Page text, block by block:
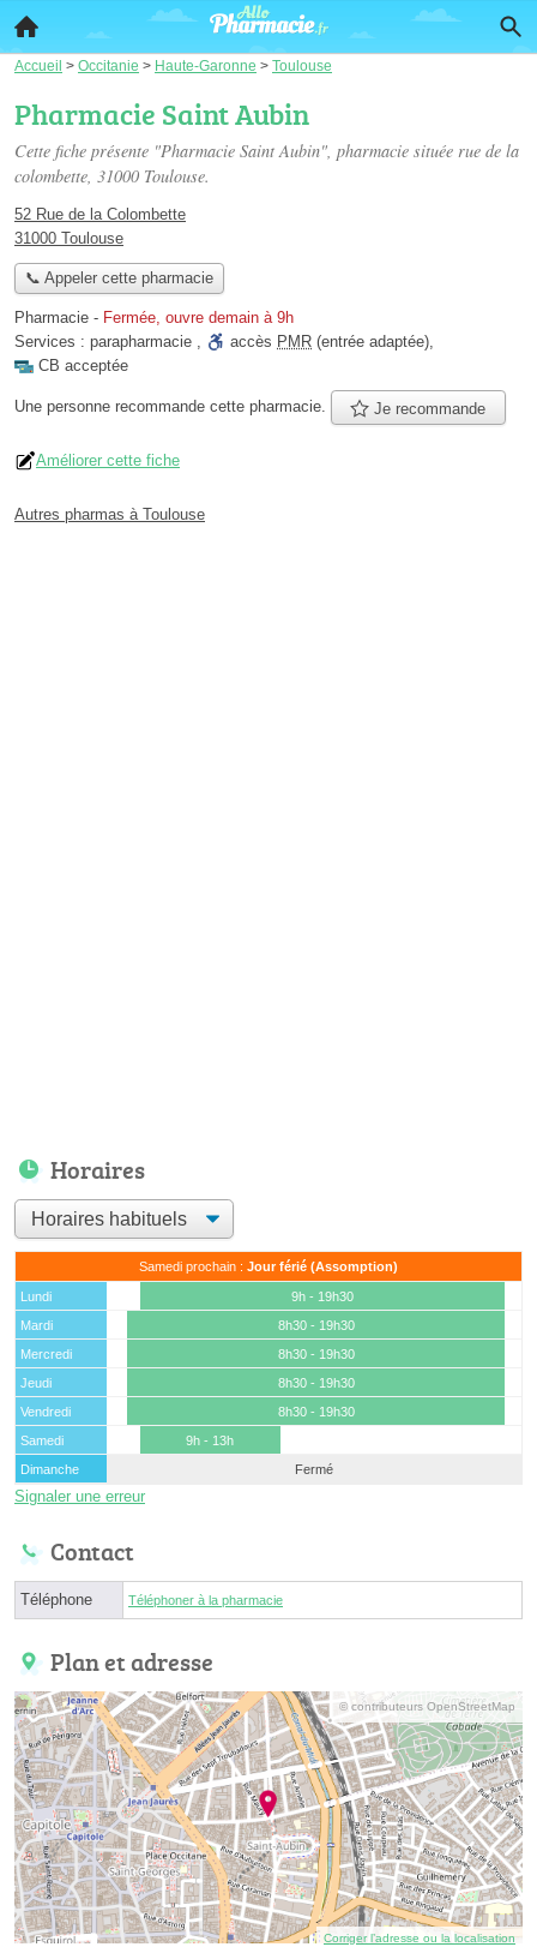
Accueil > Occitanie > Haute-Garonne > Toulouse
Pharmacie Saint Aubin
Cette fiche présente "Pharmacie Saint Aubin", pharmacie située rue de la
colombette, 31000 Toulouse.
52 Rue de la Colombette
31000 Toulouse
📞 Appeler cette pharmacie
Pharmacie - Fermée, ouvre demain à 9h
Services : parapharmacie , accès PMR (entrée adaptée),
CB acceptée
Une personne recommande cette pharmacie. Je recommande
Améliorer cette fiche
Autres pharmas à Toulouse
Horaires
Samedi prochain : Jour férié (Assomption)
Lundi
9h - 19h30
Mardi
8h30 - 19h30
Mercredi
8h30 - 19h30
Jeudi
8h30 - 19h30
Vendredi
8h30 - 19h30
Samedi
9h - 13h
Dimanche
Fermé
Signaler une erreur
Contact
Téléphone Téléphoner à la pharmacie
Plan et adresse
© contributeurs OpenStreetMap
Corriger l’adresse ou la localisation